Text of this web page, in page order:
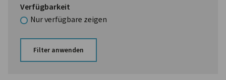
Verfügbarkeit
Nur verfügbare zeigen
Filter anwenden